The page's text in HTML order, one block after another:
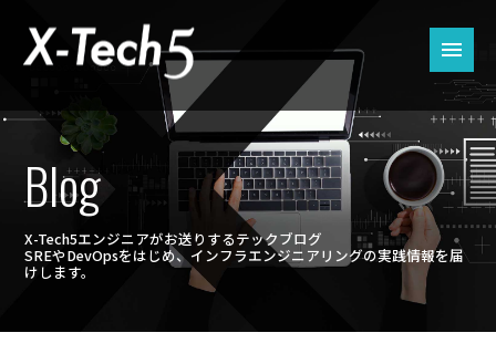
Blog
X-Tech5エンジニアがお送りするテックブログ
SREやDevOpsをはじめ、インフラエンジニアリングの実践情報を届
けします。